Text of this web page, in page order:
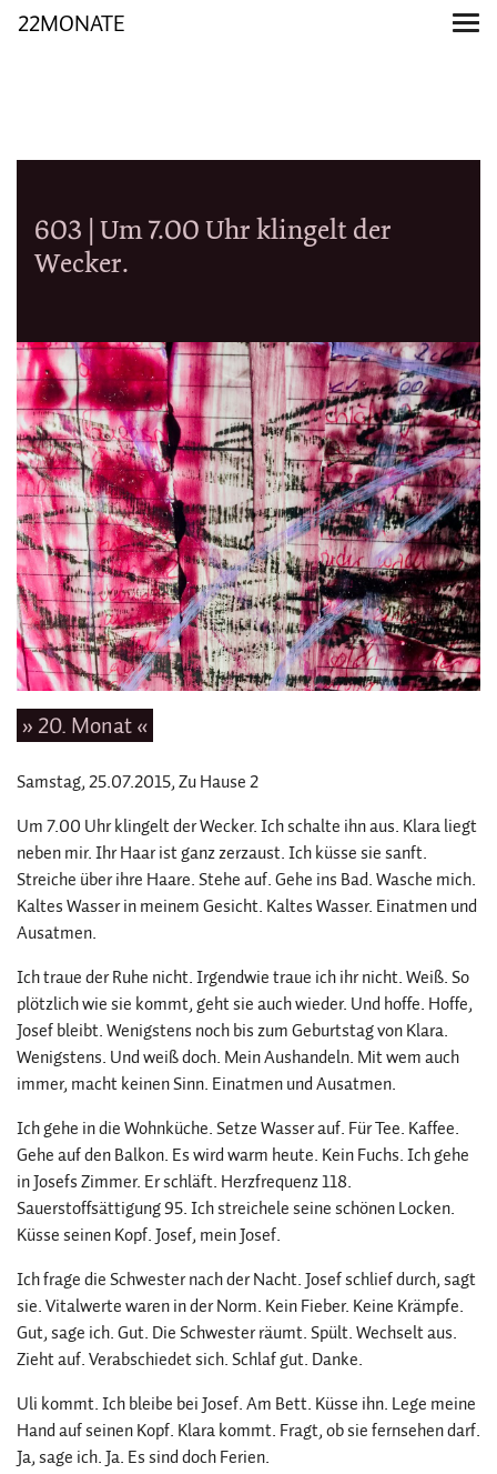
22MONATE
603 | Um 7.00 Uhr klingelt der
Wecker.
» 20. Monat «
Samstag, 25.07.2015, Zu Hause 2
Um 7.00 Uhr klingelt der Wecker. Ich schalte ihn aus. Klara liegt
neben mir. Ihr Haar ist ganz zerzaust. Ich küsse sie sanft.
Streiche über ihre Haare. Stehe auf. Gehe ins Bad. Wasche mich.
Kaltes Wasser in meinem Gesicht. Kaltes Wasser. Einatmen und
Ausatmen.
Ich traue der Ruhe nicht. Irgendwie traue ich ihr nicht. Weiß. So
plötzlich wie sie kommt, geht sie auch wieder. Und hoffe. Hoffe,
Josef bleibt. Wenigstens noch bis zum Geburtstag von Klara.
Wenigstens. Und weiß doch. Mein Aushandeln. Mit wem auch
immer, macht keinen Sinn. Einatmen und Ausatmen.
Ich gehe in die Wohnküche. Setze Wasser auf. Für Tee. Kaffee.
Gehe auf den Balkon. Es wird warm heute. Kein Fuchs. Ich gehe
in Josefs Zimmer. Er schläft. Herzfrequenz 118.
Sauerstoffsättigung 95. Ich streichele seine schönen Locken.
Küsse seinen Kopf. Josef, mein Josef.
Ich frage die Schwester nach der Nacht. Josef schlief durch, sagt
sie. Vitalwerte waren in der Norm. Kein Fieber. Keine Krämpfe.
Gut, sage ich. Gut. Die Schwester räumt. Spült. Wechselt aus.
Zieht auf. Verabschiedet sich. Schlaf gut. Danke.
Uli kommt. Ich bleibe bei Josef. Am Bett. Küsse ihn. Lege meine
Hand auf seinen Kopf. Klara kommt. Fragt, ob sie fernsehen darf.
Ja, sage ich. Ja. Es sind doch Ferien.